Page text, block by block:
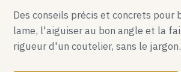
Des conseils précis et concrets pour
lame, l'aiguiser au bon angle et la
rigueur d'un coutelier, sans le jargon.